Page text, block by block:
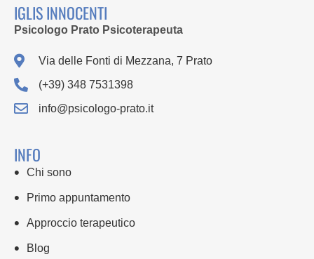
IGLIS INNOCENTI
Psicologo Prato Psicoterapeuta
Via delle Fonti di Mezzana, 7 Prato
(+39) 348 7531398
info@psicologo-prato.it
INFO
Chi sono
Primo appuntamento
Approccio terapeutico
Blog